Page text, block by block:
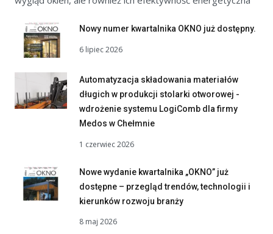
Nowy numer kwartalnika OKNO już dostępny.
6 lipiec 2026
Automatyzacja składowania materiałów
długich w produkcji stolarki otworowej -
wdrożenie systemu LogiComb dla firmy
Medos w Chełmnie
1 czerwiec 2026
Nowe wydanie kwartalnika „OKNO” już
dostępne – przegląd trendów, technologii i
kierunków rozwoju branży
8 maj 2026